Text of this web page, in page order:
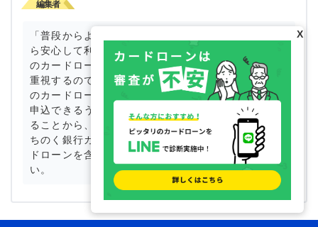
「普段からよく利用している銀行のカードローンな
ら安心して利用できそう」という理由から地方銀行
のカードローンを選ぶ人もいます。ただ、安心感を
重視するのであれば大手の消費者金融やメガバンク
のカードローンも選択肢となるでしょう。全国から
申込できるうえに、コンビニなどのATMで借入でき
ることから、多くの人から選ばれています。青森み
ちのく銀行カードローンの審査に落ちた際は、カー
ドローンを含むほかの方法も検討してみてくださ
い。
X